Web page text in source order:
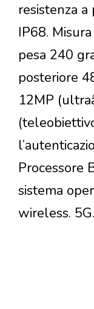
resistenza
IP68.
pesa 240
posteriore
12MP
Processore
sistema
wireless.